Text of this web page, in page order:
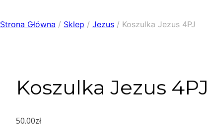
Strona Główna / Sklep / Jezus / Koszulka Jezus 4PJ
Koszulka Jezus 4PJ
50.00zł